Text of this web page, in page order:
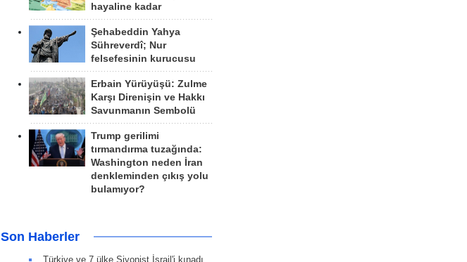
hayaline kadar
Şehabeddin Yahya
Sühreverdî; Nur
felsefesinin kurucusu
Erbain Yürüyüşü: Zulme
Karşı Direnişin ve Hakkı
Savunmanın Sembolü
Trump gerilimi
tırmandırma tuzağında:
Washington neden İran
denkleminden çıkış yolu
bulamıyor?
Son Haberler
Türkiye ve 7 ülke Siyonist İsrail'i kınadı